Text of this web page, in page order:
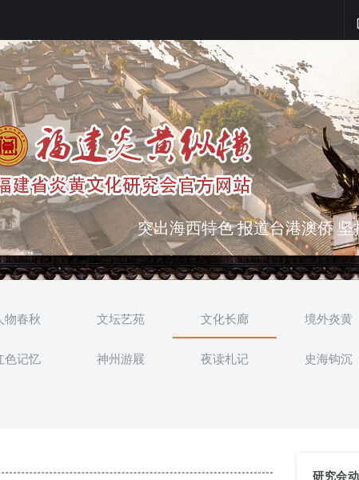
弘扬优秀文化 振奋民族精神
突出海西特色 报道台港澳侨
物春秋 文坛艺苑 文化长廊 境外炎黄
色记忆 神州游屐 夜读札记 史海钩沉
研究会